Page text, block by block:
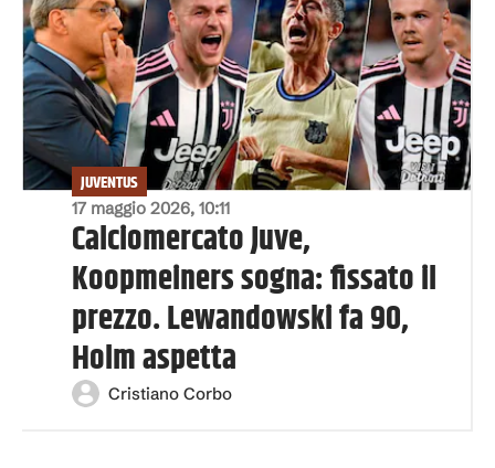
17 maggio 2026, 10:11
JUVENTUS
Calciomercato Juve,
Koopmeiners sogna: fissato il
prezzo. Lewandowski fa 90,
Holm aspetta
Cristiano Corbo